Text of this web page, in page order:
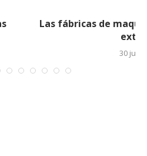
habilitan horas